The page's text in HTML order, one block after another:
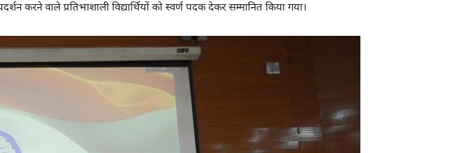
करने वाले प्रतिभाशाली विद्यार्थियों को स्वर्ण पदक देकर सम्मानित किया गया।